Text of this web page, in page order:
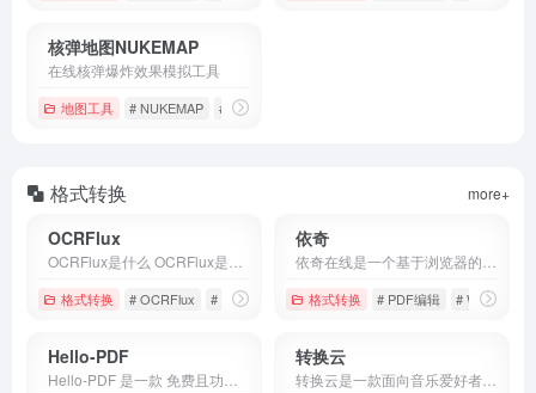
核弹地图NUKEMAP
在线核弹爆炸效果模拟工具
地图工具 # NUKEMAP # 地图工具
格式转换 more+
OCRFlux
格式转换 # OCRFlux # OCR识别 # PDF转Markdown
依奇
格式转换 # PDF编辑 # Word转换
Hello-PDF 转换云